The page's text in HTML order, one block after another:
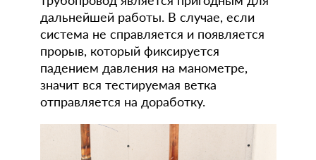
дальнейшей работы. В случае, если
система не справляется и появляется
прорыв, который фиксируется
падением давления на манометре,
значит вся тестируемая ветка
отправляется на доработку.